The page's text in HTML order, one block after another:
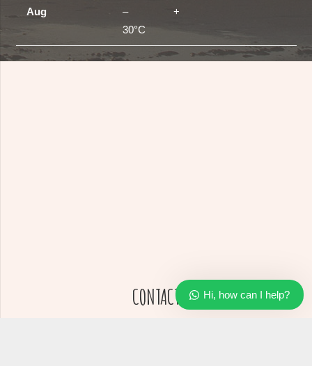
Aug
–
30°C
+
CONTACT
Hi, how can I help?